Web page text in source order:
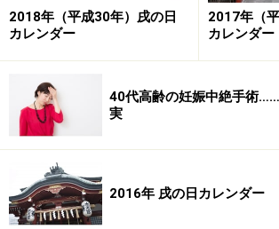
3月12日(日)仏滅
3月24日(金)仏滅
2018年（平成30年）戌の日
カレンダー
2017年（
カレンダー
40代高齢の妊娠中絶手術
実
2016年 戌の日カレンダー